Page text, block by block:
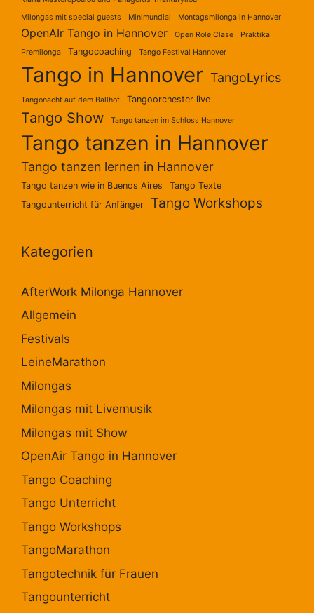
Milongas mit special guests
Minimundial Montagsmilonga in Hannover
OpenAIr Tango in Hannover Open Role Clase
Praktika
Premilonga
Tangocoaching Tango Festival Hannover
Tango in Hannover TangoLyrics
Tangonacht auf dem Ballhof Tangoorchester live
Tango Show Tango tanzen im Schloss Hannover
Tango tanzen in Hannover
Tango tanzen lernen in Hannover
Tango tanzen wie in Buenos Aires
Tango Texte
Tangounterricht für Anfänger
Tango Workshops
Kategorien
AfterWork Milonga Hannover
Allgemein
Festivals
LeineMarathon
Milongas
Milongas mit Livemusik
Milongas mit Show
OpenAir Tango in Hannover
Tango Coaching
Tango Unterricht
Tango Workshops
TangoMarathon
Tangotechnik für Frauen
Tangounterricht